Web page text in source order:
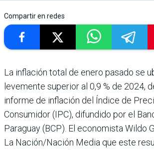
Compartir en redes
La inflación total de enero pasado se
levemente superior al 0,9 % de 2024,
informe de infla­ción del Índice de
Consumidor (IPC), difun­dido por el
Paraguay (BCP). El eco­nomista Wildo
La Nación/Nación Media que este